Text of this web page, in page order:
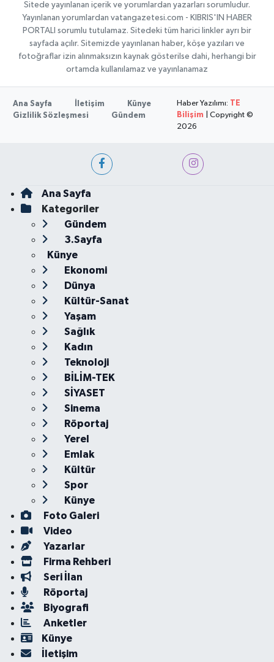
Sitede yayınlanan içerik ve yorumlardan yazarları sorumludur.
Yayınlanan yorumlardan vatangazetesi.com - KIBRIS'IN HABER
PORTALI sorumlu tutulamaz. Sitedeki tüm harici linkler ayrı bir
sayfada açılır. Sitemizde yayınlanan haber, köşe yazıları ve
fotoğraflar izin alınmaksızın kaynak gösterilse dahi, herhangi bir
ortamda kullanılamaz ve yayınlanamaz
Ana Sayfa İletişim
Künye
Gizlilik Sözleşmesi
Gündem
Haber Yazılımı: TE
Bilişim | Copyright ©
2026
Ana Sayfa
Kategoriler
Gündem
3.Sayfa
Künye
Ekonomi
Dünya
Kültür-Sanat
Yaşam
Sağlık
Kadın
Teknoloji
BİLİM-TEK
SİYASET
Sinema
Röportaj
Yerel
Emlak
Kültür
Spor
Künye
Foto Galeri
Video
Yazarlar
Firma Rehberi
Seri İlan
Röportaj
Biyografi
Anketler
Künye
İletişim